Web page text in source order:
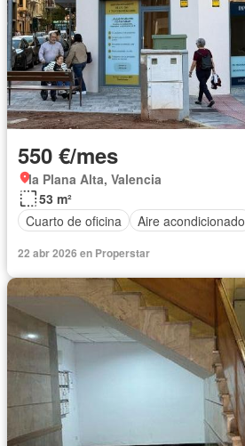
550 €/mes
la Plana Alta, Valencia
53 m²
Cuarto de oficina
Aire acondicionado
22 abr 2026 en Properstar